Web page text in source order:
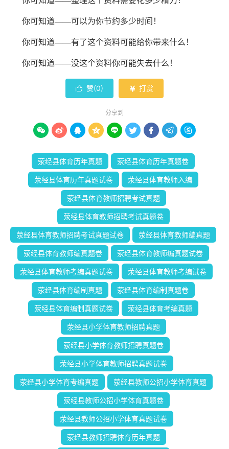
你可知道——可以为你节约多少时间！
你可知道——有了这个资料可能给你带来什么！
你可知道——没这个资料你可能失去什么 ！
 赞(0)  打赏
分享到
        
荥经县体育历年真题 荥经县体育历年真题卷
荥经县体育历年真题试卷 荥经县体育教师入编
荥经县体育教师招聘考试真题
荥经县体育教师招聘考试真题卷
荥经县体育教师招聘考试真题试卷 荥经县体育教师编真题
荥经县体育教师编真题卷 荥经县体育教师编真题试卷
荥经县体育教师考编真题试卷 荥经县体育教师考编试卷
荥经县体育编制真题 荥经县体育编制真题卷
荥经县体育编制真题试卷 荥经县体育考编真题
荥经县小学体育教师招聘真题
荥经县小学体育教师招聘真题卷
荥经县小学体育教师招聘真题试卷
荥经县小学体育考编真题 荥经县教师公招小学体育真题
荥经县教师公招小学体育真题卷
荥经县教师公招小学体育真题试卷
荥经县教师招聘体育历年真题